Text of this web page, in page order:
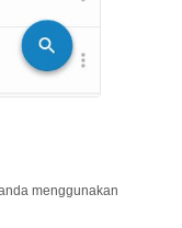
menggunakan